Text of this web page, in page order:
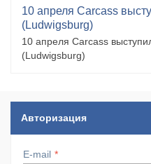
10 апреля Carcass
(Ludwigsburg)
10 апреля Carcass
(Ludwigsburg)
Авторизация
E-mail